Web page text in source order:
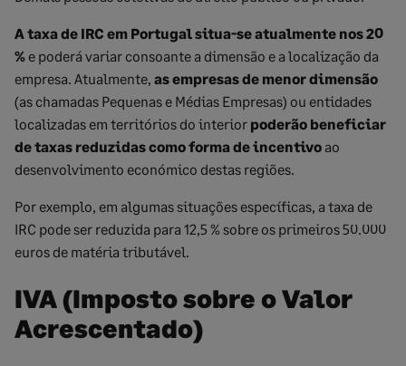
A taxa de IRC em Portugal situa-se atualmente nos 20
% e poderá variar consoante a dimensão e a localização da
empresa. Atualmente, as empresas de menor dimensão
(as chamadas Pequenas e Médias Empresas) ou entidades
localizadas em territórios do interior poderão beneficiar
de taxas reduzidas como forma de incentivo ao
desenvolvimento económico destas regiões.
Por exemplo, em algumas situações específicas, a taxa de
IRC pode ser reduzida para 12,5 % sobre os primeiros 50.000
euros de matéria tributável.
IVA (Imposto sobre o Valor
Acrescentado)